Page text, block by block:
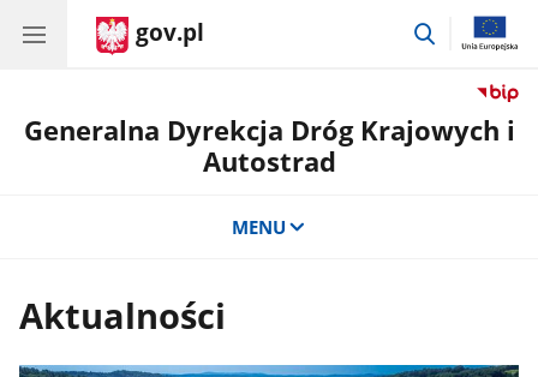
gov.pl
przejdź
Generalna Dyrekcja Dróg Krajowych i
Autostrad
MENU
Aktualności